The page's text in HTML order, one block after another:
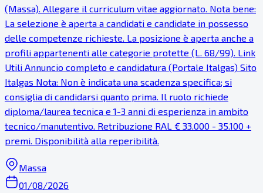
(Massa). Allegare il curriculum vitae aggiornato. Nota bene:
La selezione è aperta a candidati e candidate in possesso
delle competenze richieste. La posizione è aperta anche a
profili appartenenti alle categorie protette (L. 68/99). Link
Utili Annuncio completo e candidatura (Portale Italgas) Sito
Italgas Nota: Non è indicata una scadenza specifica; si
consiglia di candidarsi quanto prima. Il ruolo richiede
diploma/laurea tecnica e 1-3 anni di esperienza in ambito
tecnico/manutentivo. Retribuzione RAL € 33.000 - 35.100 +
premi. Disponibilità alla reperibilità.
Massa
01/08/2026